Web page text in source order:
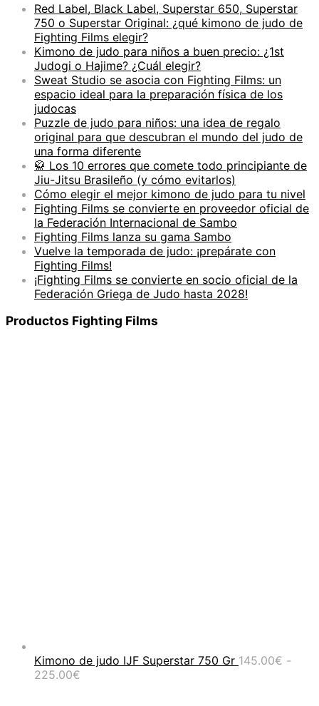
Red Label, Black Label, Superstar 650, Superstar
750 o Superstar Original: ¿qué kimono de judo de
Fighting Films elegir?
Kimono de judo para niños a buen precio: ¿1st
Judogi o Hajime? ¿Cuál elegir?
Sweat Studio se asocia con Fighting Films: un
espacio ideal para la preparación física de los
judocas
Puzzle de judo para niños: una idea de regalo
original para que descubran el mundo del judo de
una forma diferente
🥋 Los 10 errores que comete todo principiante de
Jiu-Jitsu Brasileño (y cómo evitarlos)
Cómo elegir el mejor kimono de judo para tu nivel
Fighting Films se convierte en proveedor oficial de
la Federación Internacional de Sambo
Fighting Films lanza su gama Sambo
Vuelve la temporada de judo: ¡prepárate con
Fighting Films!
¡Fighting Films se convierte en socio oficial de la
Federación Griega de Judo hasta 2028!
Productos Fighting Films
Kimono de judo IJF Superstar 750 Gr 145.00€ -
225.00€